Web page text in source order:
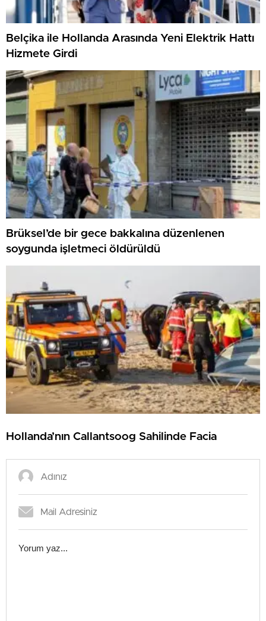
Belçika ile Hollanda Arasında Yeni Elektrik Hattı
Hizmete Girdi
Brüksel’de bir gece bakkalına düzenlenen
soygunda işletmeci öldürüldü
Hollanda’nın Callantsoog Sahilinde Facia